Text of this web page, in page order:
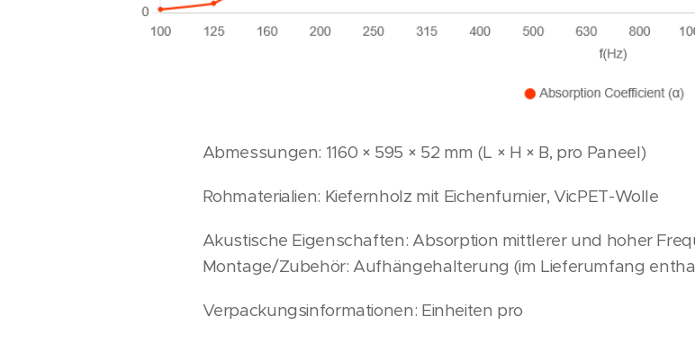
Abmessungen: 1160 × 595 × 52 mm (L × H × B, pro Paneel)
Rohmaterialien: Kiefernholz mit Eichenfurnier, VicPET-Wolle
Akustische Eigenschaften: Absorption mittlerer und hoher
Montage/Zubehör: Aufhängehalterung (im Lieferumfang
Verpackungsinformationen: Einheiten pro